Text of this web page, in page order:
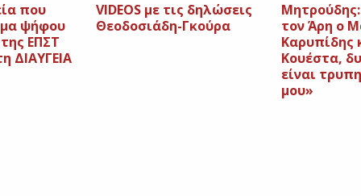
που
ψήφου
ΕΠΣΤ
ΔΙΑΥΓΕΙΑ
VIDEOS με τις δηλώσεις
Θεοδοσιάδη-Γκούρα
τον Άρη ο
Καρυπίδης
Κουέστα,
είναι
μου»